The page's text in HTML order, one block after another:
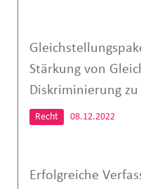
Stärkung von
Diskriminierung
Recht 08.12.2022
Erfolgreiche